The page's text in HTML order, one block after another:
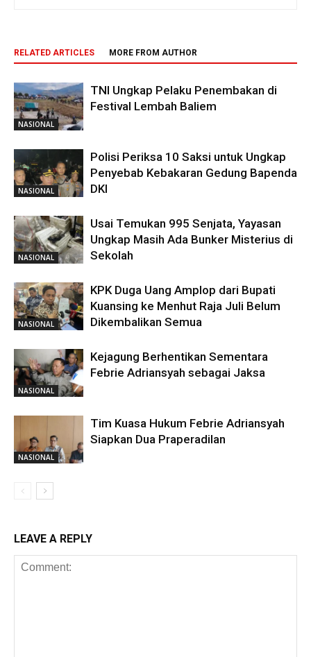
RELATED ARTICLES MORE FROM AUTHOR
NASIONAL
TNI Ungkap Pelaku Penembakan di
Festival Lembah Baliem
NASIONAL
Polisi Periksa 10 Saksi untuk Ungkap
Penyebab Kebakaran Gedung Bapenda
DKI
NASIONAL
Usai Temukan 995 Senjata, Yayasan
Ungkap Masih Ada Bunker Misterius di
Sekolah
NASIONAL
KPK Duga Uang Amplop dari Bupati
Kuansing ke Menhut Raja Juli Belum
Dikembalikan Semua
NASIONAL
Kejagung Berhentikan Sementara
Febrie Adriansyah sebagai Jaksa
NASIONAL
Tim Kuasa Hukum Febrie Adriansyah
Siapkan Dua Praperadilan
LEAVE A REPLY